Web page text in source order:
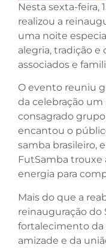
Nesta sexta-feira,
realizou a
uma noite
alegria, tradição
associados e
O evento reuniu
da celebração
consagrado
encantou o
samba brasileiro,
FutSamba trouxe
energia para
Mais do que a
reinauguração do
fortalecimento da
amizade e da